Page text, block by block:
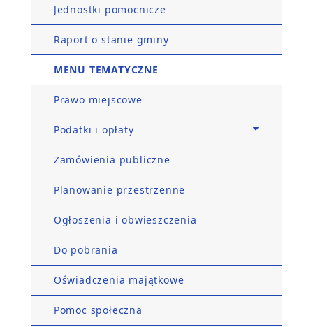
Jednostki pomocnicze
Raport o stanie gminy
MENU TEMATYCZNE
Prawo miejscowe
Podatki i opłaty
Zamówienia publiczne
Planowanie przestrzenne
Ogłoszenia i obwieszczenia
Do pobrania
Oświadczenia majątkowe
Pomoc społeczna